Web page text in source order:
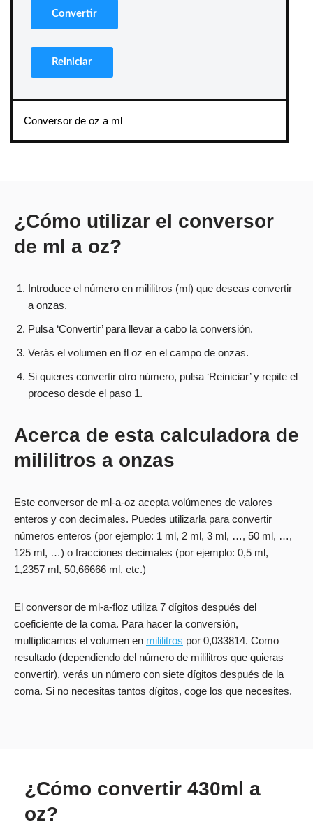
Conversor de oz a ml
¿Cómo utilizar el conversor
de ml a oz?
Introduce el número en mililitros (ml) que deseas convertir
a onzas.
Pulsa ‘Convertir’ para llevar a cabo la conversión.
Verás el volumen en fl oz en el campo de onzas.
Si quieres convertir otro número, pulsa ‘Reiniciar’ y repite el
proceso desde el paso 1.
Acerca de esta calculadora de
mililitros a onzas
Este conversor de ml-a-oz acepta volúmenes de valores
enteros y con decimales. Puedes utilizarla para convertir
números enteros (por ejemplo: 1 ml, 2 ml, 3 ml, …, 50 ml, …,
125 ml, …) o fracciones decimales (por ejemplo: 0,5 ml,
1,2357 ml, 50,66666 ml, etc.)
El conversor de ml-a-floz utiliza 7 dígitos después del
coeficiente de la coma. Para hacer la conversión,
multiplicamos el volumen en mililitros por 0,033814. Como
resultado (dependiendo del número de mililitros que quieras
convertir), verás un número con siete dígitos después de la
coma. Si no necesitas tantos dígitos, coge los que necesites.
¿Cómo convertir 430ml a
oz?